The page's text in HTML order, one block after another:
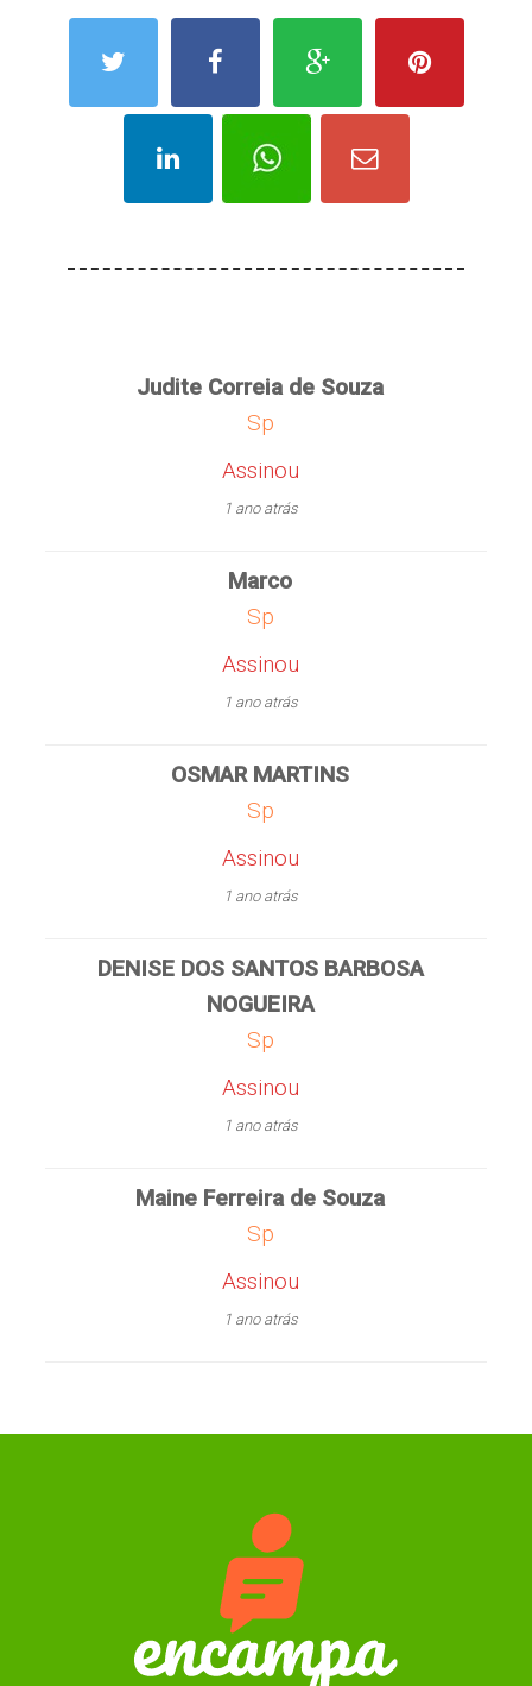
Judite Correia de Souza
Sp
Assinou
1 ano atrás
Marco
Sp
Assinou
1 ano atrás
OSMAR MARTINS
Sp
Assinou
1 ano atrás
DENISE DOS SANTOS BARBOSA
NOGUEIRA
Sp
Assinou
1 ano atrás
Maine Ferreira de Souza
Sp
Assinou
1 ano atrás